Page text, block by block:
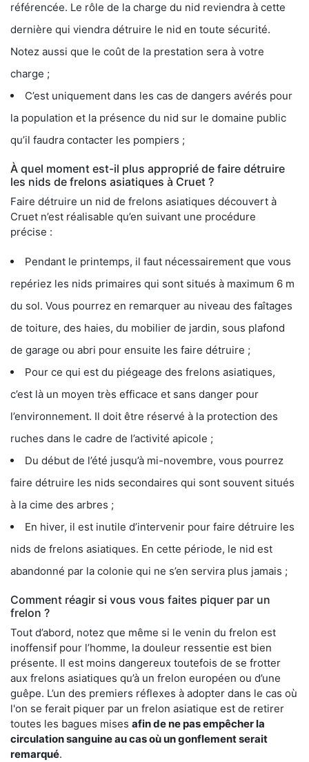
référencée. Le rôle de la charge du nid reviendra à cette
dernière qui viendra détruire le nid en toute sécurité.
Notez aussi que le coût de la prestation sera à votre
charge ;
C’est uniquement dans les cas de dangers avérés pour
la population et la présence du nid sur le domaine public
qu’il faudra contacter les pompiers ;
À quel moment est-il plus approprié de faire détruire
les nids de frelons asiatiques à Cruet ?
Faire détruire un nid de frelons asiatiques découvert à
Cruet n’est réalisable qu’en suivant une procédure
précise :
Pendant le printemps, il faut nécessairement que vous
repériez les nids primaires qui sont situés à maximum 6 m
du sol. Vous pourrez en remarquer au niveau des faîtages
de toiture, des haies, du mobilier de jardin, sous plafond
de garage ou abri pour ensuite les faire détruire ;
Pour ce qui est du piégeage des frelons asiatiques,
c’est là un moyen très efficace et sans danger pour
l’environnement. Il doit être réservé à la protection des
ruches dans le cadre de l’activité apicole ;
Du début de l’été jusqu’à mi-novembre, vous pourrez
faire détruire les nids secondaires qui sont souvent situés
à la cime des arbres ;
En hiver, il est inutile d’intervenir pour faire détruire les
nids de frelons asiatiques. En cette période, le nid est
abandonné par la colonie qui ne s’en servira plus jamais ;
Comment réagir si vous vous faites piquer par un
frelon ?
Tout d’abord, notez que même si le venin du frelon est
inoffensif pour l’homme, la douleur ressentie est bien
présente. Il est moins dangereux toutefois de se frotter
aux frelons asiatiques qu’à un frelon européen ou d’une
guêpe. L’un des premiers réflexes à adopter dans le cas où
l'on se ferait piquer par un frelon asiatique est de retirer
toutes les bagues mises afin de ne pas empêcher la
circulation sanguine au cas où un gonflement serait
remarqué.